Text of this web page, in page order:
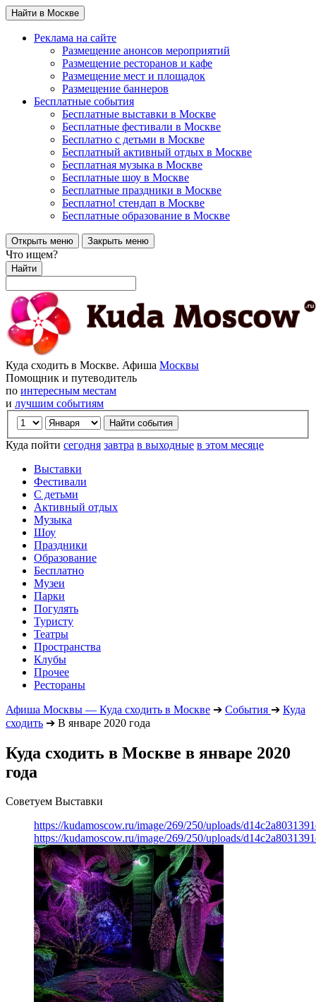
Найти в Москве
Реклама на сайте
Размещение анонсов мероприятий
Размещение ресторанов и кафе
Размещение мест и площадок
Размещение баннеров
Бесплатные события
Бесплатные выставки в Москве
Бесплатные фестивали в Москве
Бесплатно с детьми в Москве
Бесплатный активный отдых в Москве
Бесплатная музыка в Москве
Бесплатные шоу в Москве
Бесплатные праздники в Москве
Бесплатно! стендап в Москве
Бесплатные образование в Москве
Открыть меню Закрыть меню
Что ищем?
Найти
Куда сходить в Москве. Афиша Москвы
Помощник и путеводитель
по интересным местам
и лучшим событиям
Куда пойти сегодня завтра в выходные в этом месяце
Выставки
Фестивали
С детьми
Активный отдых
Музыка
Шоу
Праздники
Образование
Бесплатно
Музеи
Парки
Погулять
Туристу
Театры
Пространства
Клубы
Прочее
Рестораны
Афиша Москвы — Куда сходить в Москве ➔ События ➔ Куда
сходить ➔ В январе 2020 года
Куда сходить в Москве в январе 2020
года
Советуем Выставки
https://kudamoscow.ru/image/269/250/uploads/
https://kudamoscow.ru/image/269/250/uploads/